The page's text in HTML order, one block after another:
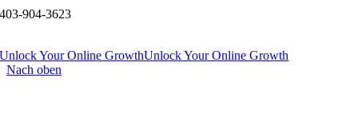
403-904-3623
Unlock Your Online GrowthUnlock Your Online Growth
Nach oben